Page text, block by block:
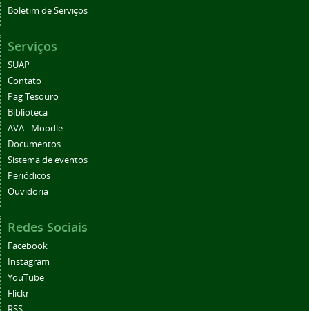
Boletim de Serviços
Serviços
SUAP
Contato
Pag Tesouro
Biblioteca
AVA - Moodle
Documentos
Sistema de eventos
Periódicos
Ouvidoria
Redes Sociais
Facebook
Instagram
YouTube
Flickr